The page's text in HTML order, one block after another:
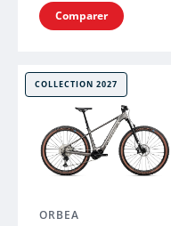
Comparer
COLLECTION 2027
ORBEA